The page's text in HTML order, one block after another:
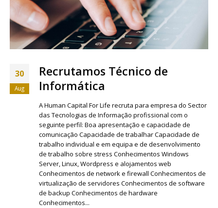
30
Aug
Recrutamos Técnico de
Informática
A Human Capital For Life recruta para empresa do Sector
das Tecnologias de Informação profissional com o
seguinte perfil: Boa apresentação e capacidade de
comunicação Capacidade de trabalhar Capacidade de
trabalho individual e em equipa e de desenvolvimento
de trabalho sobre stress Conhecimentos Windows
Server, Linux, Wordpress e alojamentos web
Conhecimentos de network e firewall Conhecimentos de
virtualização de servidores Conhecimentos de software
de backup Conhecimentos de hardware
Conhecimentos...